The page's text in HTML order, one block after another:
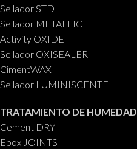
Sellador STD
Sellador METALLIC
Activity OXIDE
Sellador OXISEALER
CimentWAX
Sellador LUMINISCENTE
TRATAMIENTO DE HUMEDAD
Cement DRY
Epox JOINTS